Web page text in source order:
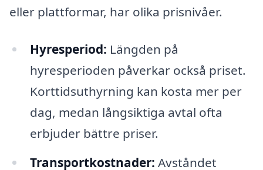
eller plattformar, har olika prisnivåer.
Hyresperiod: Längden på
hyresperioden påverkar också priset.
Korttidsuthyrning kan kosta mer per
dag, medan långsiktiga avtal ofta
erbjuder bättre priser.
Transportkostnader: Avståndet